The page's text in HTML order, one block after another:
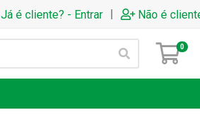
Já é cliente? - Entrar | Não é
0